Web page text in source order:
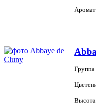
Аромат
Группа
Высота